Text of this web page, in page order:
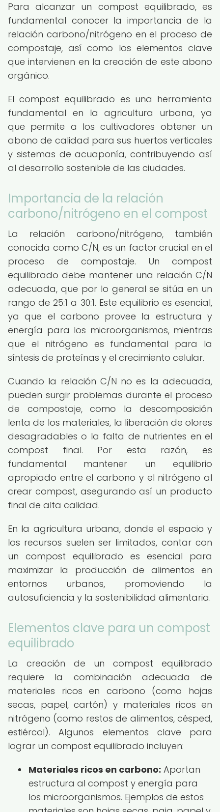
Para alcanzar un compost equilibrado, es
fundamental conocer la importancia de la
relación carbono/nitrógeno en el proceso de
compostaje, así como los elementos clave
que intervienen en la creación de este abono
orgánico.
El compost equilibrado es una herramienta
fundamental en la agricultura urbana, ya
que permite a los cultivadores obtener un
abono de calidad para sus huertos verticales
y sistemas de acuaponía, contribuyendo así
al desarrollo sostenible de las ciudades.
Importancia de la relación
carbono/nitrógeno en el compost
La relación carbono/nitrógeno, también
conocida como C/N, es un factor crucial en el
proceso de compostaje. Un compost
equilibrado debe mantener una relación C/N
adecuada, que por lo general se sitúa en un
rango de 25:1 a 30:1. Este equilibrio es esencial,
ya que el carbono provee la estructura y
energía para los microorganismos, mientras
que el nitrógeno es fundamental para la
síntesis de proteínas y el crecimiento celular.
Cuando la relación C/N no es la adecuada,
pueden surgir problemas durante el proceso
de compostaje, como la descomposición
lenta de los materiales, la liberación de olores
desagradables o la falta de nutrientes en el
compost final. Por esta razón, es
fundamental mantener un equilibrio
apropiado entre el carbono y el nitrógeno al
crear compost, asegurando así un producto
final de alta calidad.
En la agricultura urbana, donde el espacio y
los recursos suelen ser limitados, contar con
un compost equilibrado es esencial para
maximizar la producción de alimentos en
entornos urbanos, promoviendo la
autosuficiencia y la sostenibilidad alimentaria.
Elementos clave para un compost
equilibrado
La creación de un compost equilibrado
requiere la combinación adecuada de
materiales ricos en carbono (como hojas
secas, papel, cartón) y materiales ricos en
nitrógeno (como restos de alimentos, césped,
estiércol). Algunos elementos clave para
lograr un compost equilibrado incluyen:
Materiales ricos en carbono: Aportan
estructura al compost y energía para
los microorganismos. Ejemplos de estos